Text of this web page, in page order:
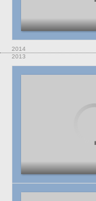
2014
2013